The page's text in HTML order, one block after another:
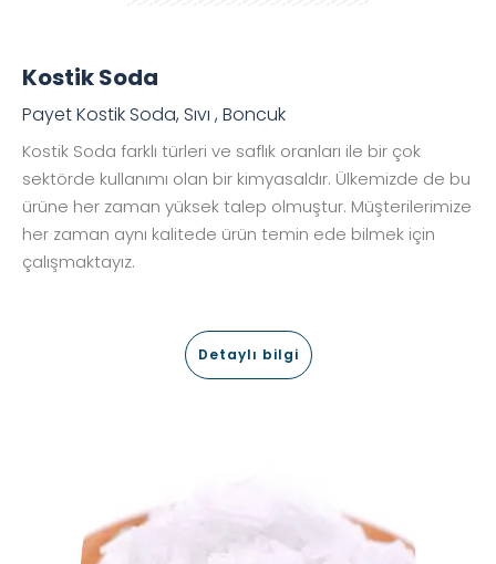
Kostik Soda
Payet Kostik Soda, Sıvı , Boncuk
Kostik Soda farklı türleri ve saflık oranları ile bir çok
sektörde kullanımı olan bir kimyasaldır. Ülkemizde de bu
ürüne her zaman yüksek talep olmuştur. Müşterilerimize
her zaman aynı kalitede ürün temin ede bilmek için
çalışmaktayız.
Detaylı bilgi